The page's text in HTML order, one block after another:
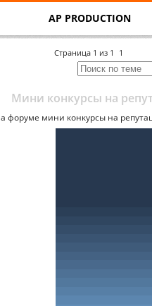
AP PRODUCTION
Страница 1 из 1 1
Мини конкурсы на
форуме мини конкурсы на